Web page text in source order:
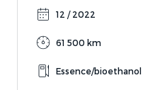
12 / 2022
61 500 km
Essence/bioethanol